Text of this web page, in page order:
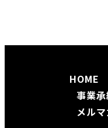
HOME
事業
メル